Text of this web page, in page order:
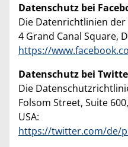
Datenschutz bei
Die Datenrichtlinien
4 Grand Canal Square,
https://
Datenschutz bei
Die
Folsom Street, Suite
USA:
https://twitter.com/de/